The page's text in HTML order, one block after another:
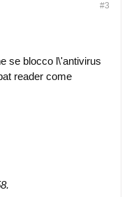
#3
se blocco l\'antivirus
reader come
.